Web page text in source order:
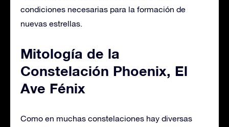
condiciones necesarias para la formación de
nuevas estrellas.
Mitología de la
Constelación Phoenix, El
Ave Fénix
Como en muchas constelaciones hay diversas